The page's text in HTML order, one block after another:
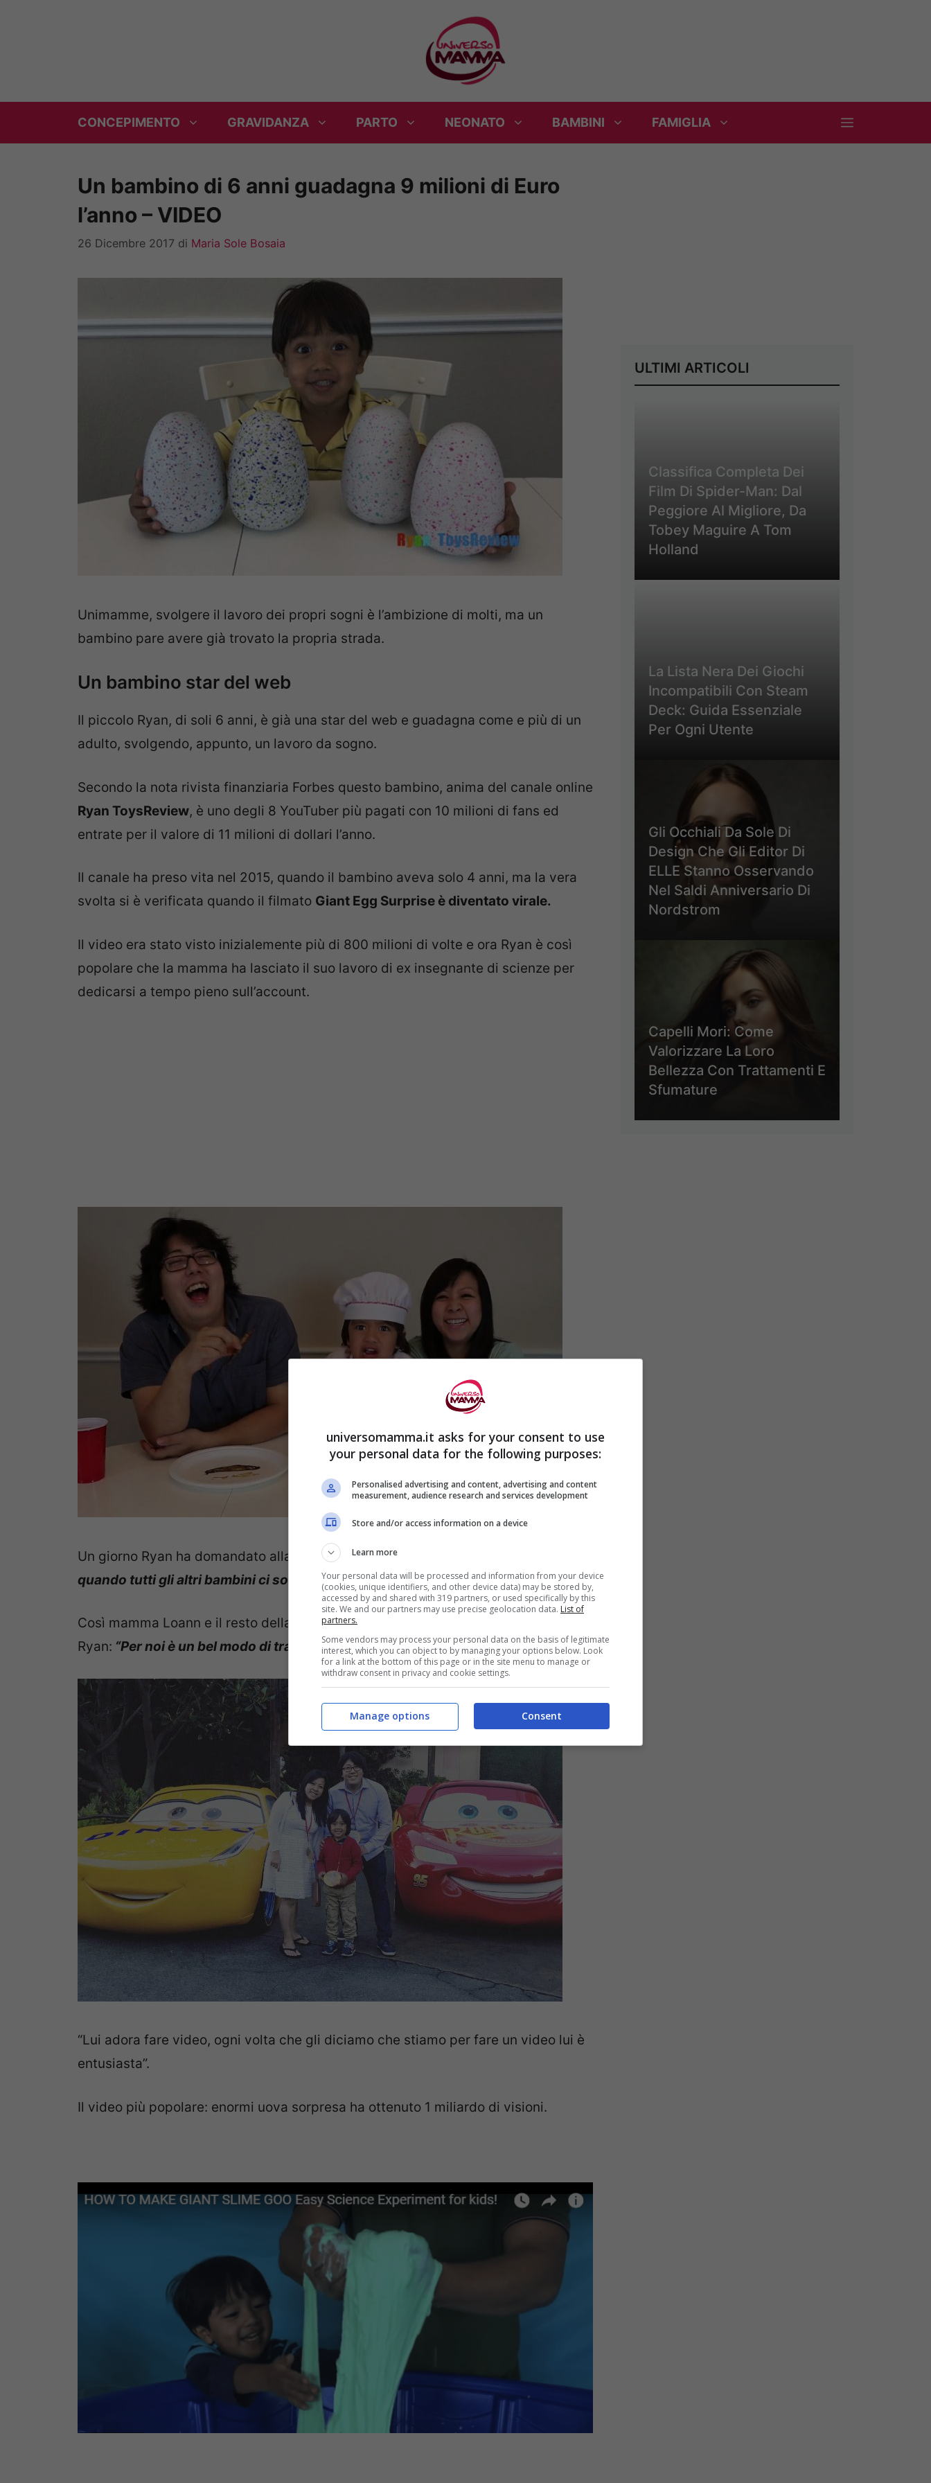
CONCEPIMENTO GRAVIDANZA PARTO NEONATO BAMBINI FAMIGLIA
Un bambino di 6 anni guadagna 9 milioni di Euro
l’anno – VIDEO
26 Dicembre 2017 di Maria Sole Bosaia
Unimamme, svolgere il lavoro dei propri sogni è l’ambizione di molti, ma un
bambino pare avere già trovato la propria strada.
Un bambino star del web
Il piccolo Ryan, di soli 6 anni, è già una star del web e guadagna come e più di un
adulto, svolgendo, appunto, un lavoro da sogno.
Secondo la nota rivista finanziaria Forbes questo bambino, anima del canale online
Ryan ToysReview, è uno degli 8 YouTuber più pagati con 10 milioni di fans ed
entrate per il valore di 11 milioni di dollari l’anno.
Il canale ha preso vita nel 2015, quando il bambino aveva solo 4 anni, ma la vera
svolta si è verificata quando il filmato Giant Egg Surprise è diventato virale.
Il video era stato visto inizialemente più di 800 milioni di volte e ora Ryan è così
popolare che la mamma ha lasciato il suo lavoro di ex insegnante di scienze per
dedicarsi a tempo pieno sull’account.
Un giorno Ryan ha domandato alla mamma: “come mai non sono su Youtube
quando tutti gli altri bambini ci sono?
Così mamma Loann e il resto della famiglia hanno deciso di creare un canale per
Ryan: “Per noi è un bel modo di trascorrere del tempo insieme, di legare con lui”.
“Lui adora fare video, ogni volta che gli diciamo che stiamo per fare un video lui è
entusiasta”.
Il video più popolare: enormi uova sorpresa ha ottenuto 1 miliardo di visioni.
ULTIMI ARTICOLI
Classifica Completa Dei
Film Di Spider-Man: Dal
Peggiore Al Migliore, Da
Tobey Maguire A Tom
Holland
La Lista Nera Dei Giochi
Incompatibili Con Steam
Deck: Guida Essenziale
Per Ogni Utente
Gli Occhiali Da Sole Di
Design Che Gli Editor Di
ELLE Stanno Osservando
Nel Saldi Anniversario Di
Nordstrom
Capelli Mori: Come
Valorizzare La Loro
Bellezza Con Trattamenti E
Sfumature
universomamma.it asks for your consent to use
your personal data for the following purposes:
Personalised advertising and content, advertising and content
measurement, audience research and services development
Store and/or access information on a device
Learn more
Your personal data will be processed and information from your device
(cookies, unique identifiers, and other device data) may be stored by,
accessed by and shared with 319 partners, or used specifically by this
site. We and our partners may use precise geolocation data. List of
partners.
Some vendors may process your personal data on the basis of legitimate
interest, which you can object to by managing your options below. Look
for a link at the bottom of this page or in the site menu to manage or
withdraw consent in privacy and cookie settings.
Consent
Manage options